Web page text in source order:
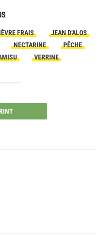
FRAIS
JEAN D'ALOS
NECTARINE
PÊCHE
VERRINE